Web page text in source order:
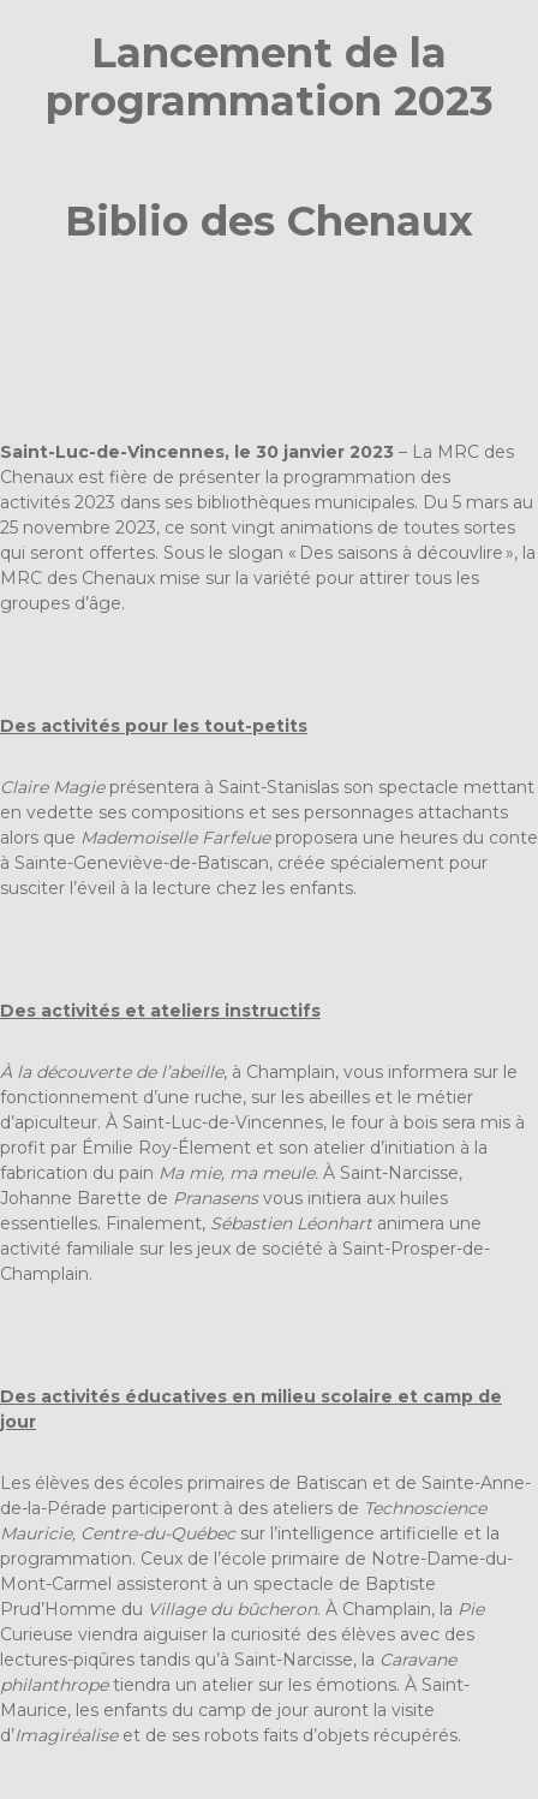
Lancement de la
programmation 2023
Biblio des Chenaux
Saint-Luc-de-Vincennes, le 30 janvier 2023 – La MRC des
Chenaux est fière de présenter la programmation des
activités 2023 dans ses bibliothèques municipales. Du 5 mars au
25 novembre 2023, ce sont vingt animations de toutes sortes
qui seront offertes. Sous le slogan « Des saisons à découvlire », la
MRC des Chenaux mise sur la variété pour attirer tous les
groupes d’âge.
Des activités pour les tout-petits
Claire Magieprésentera à Saint-Stanislas son spectacle mettant
en vedette ses compositions et ses personnages attachants
alors que Mademoiselle Farfelueproposera une heures du conte
à Sainte-Geneviève-de-Batiscan, créée spécialement pour
susciter l’éveil à la lecture chez les enfants.
Des activités et ateliers instructifs
À la découverte de l’abeille, à Champlain, vous informera sur le
fonctionnement d’une ruche, sur les abeilles et le métier
d’apiculteur. À Saint-Luc-de-Vincennes, le four à bois sera mis à
profit par Émilie Roy-Élement et son atelier d’initiation à la
fabrication du pain Ma mie, ma meule. À Saint-Narcisse,
Johanne Barette de Pranasensvous initiera aux huiles
essentielles. Finalement, Sébastien Léonhartanimera une
activité familiale sur les jeux de société à Saint-Prosper-de-
Champlain.
Des activités éducatives en milieu scolaire et camp de
jour
Les élèves des écoles primaires de Batiscan et de Sainte-Anne-
de-la-Pérade participeront à des ateliers de Technoscience
Mauricie, Centre-du-Québec sur l’intelligence artificielle et la
programmation. Ceux de l’école primaire de Notre-Dame-du-
Mont-Carmel assisteront à un spectacle de Baptiste
Prud’Homme du Village du bûcheron. À Champlain, la Pie
Curieuse viendra aiguiser la curiosité des élèves avec des
lectures-piqûres tandis qu’à Saint-Narcisse, la Caravane
philanthropetiendra un atelier sur les émotions. À Saint-
Maurice, les enfants du camp de jour auront la visite
d’Imagiréaliseet de ses robots faits d’objets récupérés.